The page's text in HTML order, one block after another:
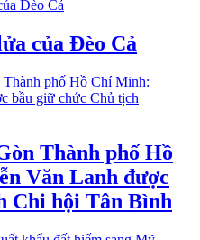
của Đèo Cả
Thành phố Hồ
Văn Lanh được
Chi hội Tân Bình